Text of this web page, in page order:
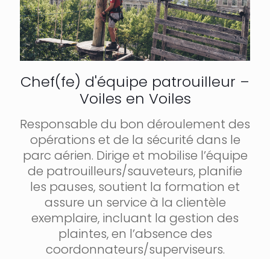
Chef(fe) d'équipe patrouilleur –
Voiles en Voiles
Responsable du bon déroulement des
opérations et de la sécurité dans le
parc aérien. Dirige et mobilise l’équipe
de patrouilleurs/sauveteurs, planifie
les pauses, soutient la formation et
assure un service à la clientèle
exemplaire, incluant la gestion des
plaintes, en l’absence des
coordonnateurs/superviseurs.